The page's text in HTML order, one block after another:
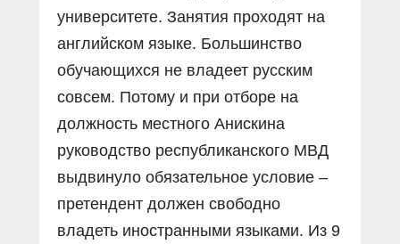
университете. Занятия проходят на
английском языке. Большинство
обучающихся не владеет русским
совсем. Потому и при отборе на
должность местного Анискина
руководство республиканского МВД
выдвинуло обязательное условие –
претендент должен свободно
владеть иностранными языками. Из 9